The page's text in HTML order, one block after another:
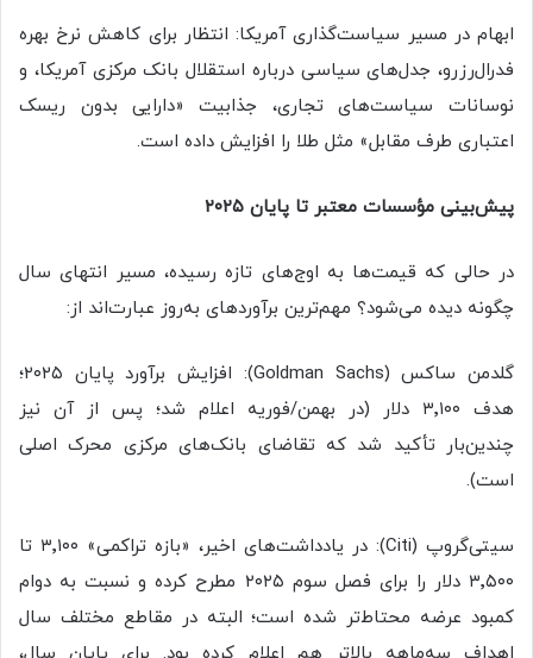
ابهام در مسیر سیاست‌گذاری آمریکا: انتظار برای کاهش نرخ بهره
فدرال‌رزرو، جدل‌های سیاسی درباره استقلال بانک مرکزی آمریکا، و
نوسانات سیاست‌های تجاری، جذابیت «دارایی بدون ریسک
اعتباری طرف مقابل» مثل طلا را افزایش داده است.
پیش‌بینی مؤسسات معتبر تا پایان ۲۰۲۵
در حالی که قیمت‌ها به اوج‌های تازه رسیده، مسیر انتهای سال
چگونه دیده می‌شود؟ مهم‌ترین برآوردهای به‌روز عبارت‌اند از:
گلدمن ساکس (Goldman Sachs): افزایش برآورد پایان‌ ۲۰۲۵؛
هدف ۳٬۱۰۰ دلار (در بهمن/فوریه اعلام شد؛ پس از آن نیز
چندین‌بار تأکید شد که تقاضای بانک‌های مرکزی محرک اصلی
است).
سیتی‌گروپ (Citi): در یادداشت‌های اخیر، «بازه تراکمی» ۳٬۱۰۰ تا
۳٬۵۰۰ دلار را برای فصل سوم ۲۰۲۵ مطرح کرده و نسبت به دوام
کمبود عرضه محتاط‌تر شده است؛ البته در مقاطع مختلف سال